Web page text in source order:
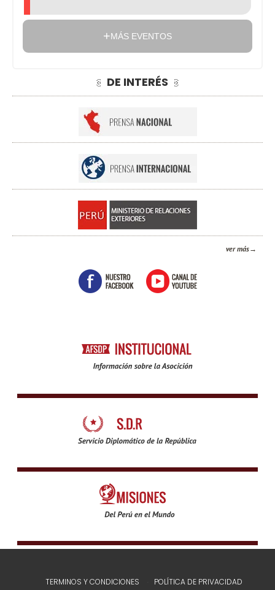
MÁS EVENTOS
DE INTERÉS
ver más
TERMINOS Y CONDICIONES POLÍTICA DE PRIVACIDAD